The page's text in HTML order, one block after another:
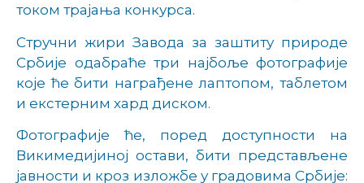
током трајања конкурса.
Стручни жири Завода за заштиту природе
Србије одабраће три најбоље фотографије
које ће бити награђене лаптопом, таблетом
и екстерним хард диском.
Фотографије ће, поред доступности на
Викимедијиној остави, бити представљене
јавности и кроз изложбе у градовима Србије: